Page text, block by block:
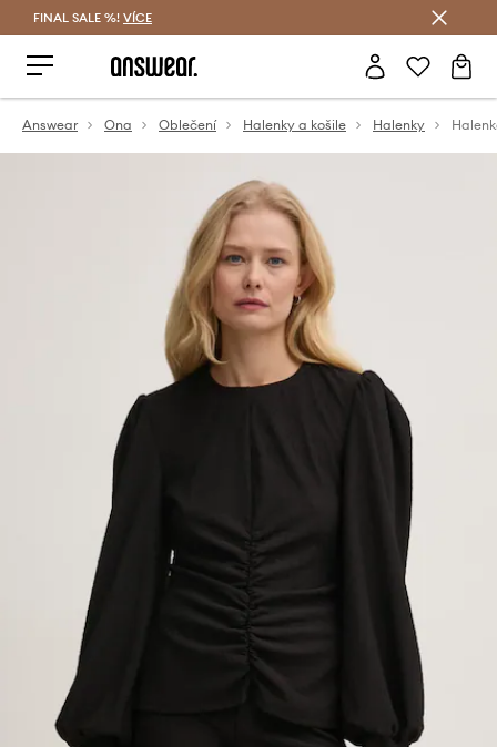
FINAL SALE %! VÍCE
Answear Ona Oblečení Halenky a košile Halenky